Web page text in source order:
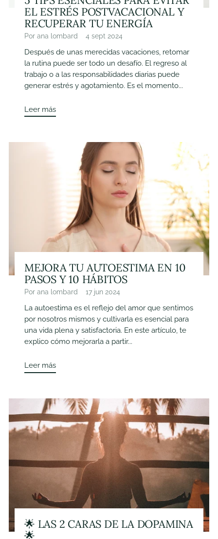
EL ESTRÉS POSTVACACIONAL Y
RECUPERAR TU ENERGÍA
Por ana lombard 4 sept 2024
Después de unas merecidas vacaciones, retomar
la rutina puede ser todo un desafío. El regreso al
trabajo o a las responsabilidades diarias puede
generar estrés y agotamiento. Es el momento...
Leer más
MEJORA TU AUTOESTIMA EN 10
PASOS Y 10 HÁBITOS
Por ana lombard 17 jun 2024
La autoestima es el reflejo del amor que sentimos
por nosotros mismos y cultivarla es esencial para
una vida plena y satisfactoria. En este artículo, te
explico cómo mejorarla a partir...
Leer más
🌟 LAS 2 CARAS DE LA DOPAMINA
🌟